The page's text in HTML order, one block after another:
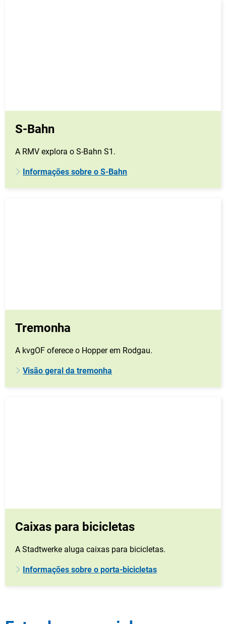
S-Bahn
A RMV explora o S-Bahn S1.
Informações sobre o S-Bahn
Tremonha
A kvgOF oferece o Hopper em Rodgau.
Visão geral da tremonha
Caixas para bicicletas
A Stadtwerke aluga caixas para bicicletas.
Informações sobre o porta-bicicletas